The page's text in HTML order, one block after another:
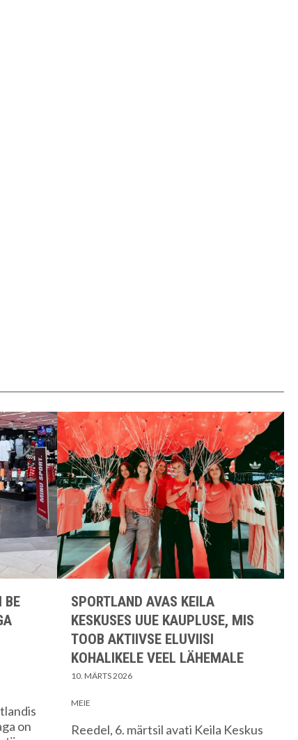
BE
on
SPORTLAND AVAS KEILA
KESKUSES UUE KAUPLUSE, MIS
TOOB AKTIIVSE ELUVIISI
KOHALIKELE VEEL LÄHEMALE
10. MÄRTS 2026
MEIE
Reedel, 6. märtsil avati Keila Keskus